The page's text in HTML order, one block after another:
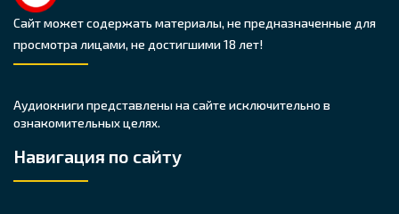
Сайт может содержать материалы, не предназначенные для
просмотра лицами, не достигшими 18 лет!
Аудиокниги представлены на сайте исключительно в
ознакомительных целях.
Навигация по сайту